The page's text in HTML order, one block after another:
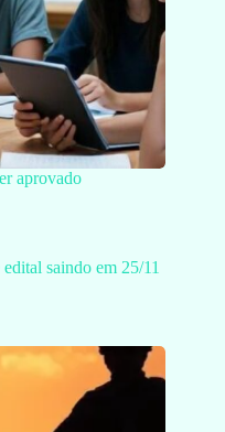
aprovado
saindo em 25/11